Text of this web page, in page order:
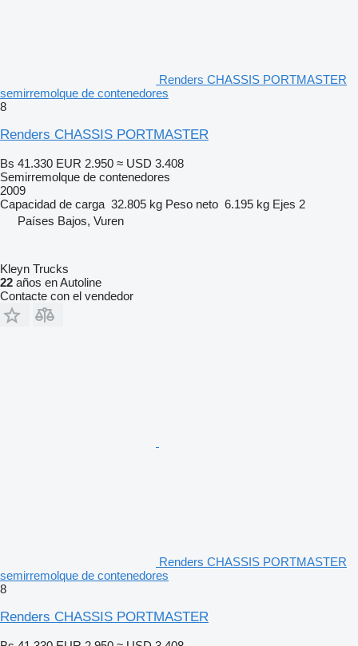
Renders CHASSIS PORTMASTER
semirremolque de contenedores
8
Renders CHASSIS PORTMASTER
Bs 41.330 EUR 2.950 ≈ USD 3.408
Semirremolque de contenedores
2009
Capacidad de carga 32.805 kg Peso neto 6.195 kg Ejes 2
Países Bajos, Vuren
Kleyn Trucks
22 años en Autoline
Contacte con el vendedor
Renders CHASSIS PORTMASTER
semirremolque de contenedores
8
Renders CHASSIS PORTMASTER